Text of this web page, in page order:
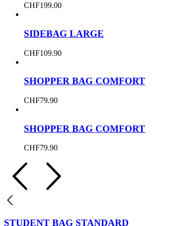
CHF199.00
SIDEBAG LARGE
CHF109.90
SHOPPER BAG COMFORT
CHF79.90
SHOPPER BAG COMFORT
CHF79.90
STUDENT BAG STANDARD